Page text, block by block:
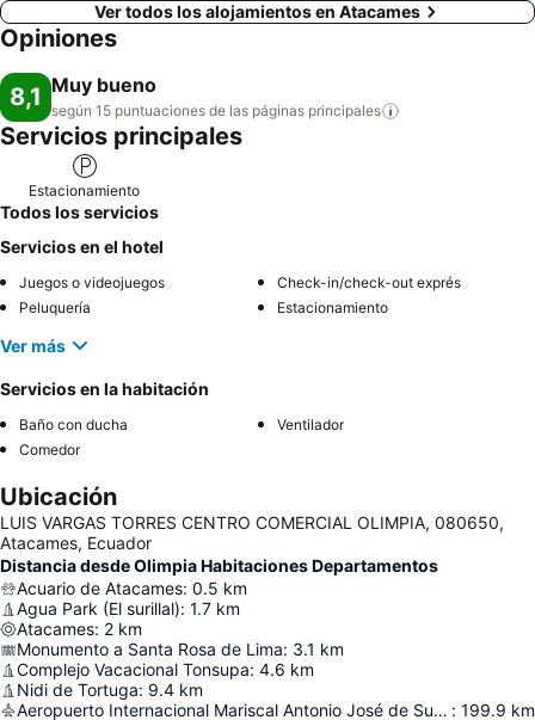
Ver todos los alojamientos en Atacames
Opiniones
8,1 Muy bueno
según 15 puntuaciones de las páginas principales
Servicios principales
Estacionamiento
Todos los servicios
Servicios en el hotel
Juegos o videojuegos
Check-in/check-out exprés
Peluquería
Estacionamiento
Ver más
Servicios en la habitación
Baño con ducha
Ventilador
Comedor
Ubicación
LUIS VARGAS TORRES CENTRO COMERCIAL OLIMPIA, 080650,
Atacames, Ecuador
Distancia desde Olimpia Habitaciones Departamentos
Acuario de Atacames: 0.5 km
Agua Park (El surillal): 1.7 km
Atacames: 2 km
Monumento a Santa Rosa de Lima: 3.1 km
Complejo Vacacional Tonsupa: 4.6 km
Nidi de Tortuga: 9.4 km
Aeropuerto Internacional Mariscal Antonio José de Sucre : 199.9 km